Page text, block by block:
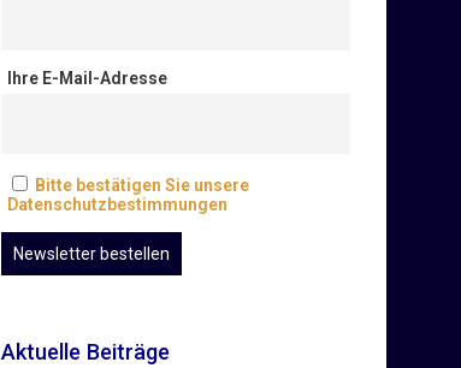
Ihre E-Mail-Adresse
Bitte bestätigen Sie unsere
Datenschutzbestimmungen
Aktuelle Beiträge